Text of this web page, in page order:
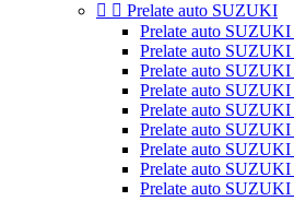
  Prelate auto SUZUKI
Prelate auto SUZUKI
Prelate auto SUZUKI
Prelate auto SUZUKI
Prelate auto
Prelate auto SUZUKI
Prelate auto SUZUKI
Prelate auto
Prelate auto
Prelate auto SUZUKI